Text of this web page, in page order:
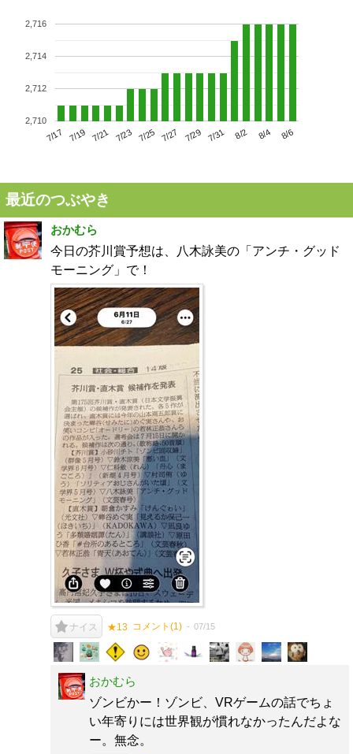
7/17 7/19 7/21 7/23 7/25 7/27 7/29 7/31 8/2 8/4 8/6
2,710
2,712
2,714
2,716
最近のつぶやき
おかむら
今日の芥川賞予想は、八木詠美の「アンチ・グッド
モーニング」で！
ナイス ★13 コメント(1) 07/15
おかむら
ゾンビかー！ゾンビ、VRゲームの話でちょ
い年寄りには世界観が慣れなかったんだよな
ー。無念。